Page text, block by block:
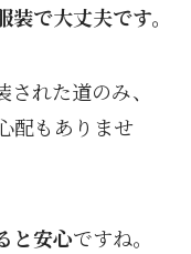
で大丈夫です。
れた道のみ、
配もありませ
と安心ですね。